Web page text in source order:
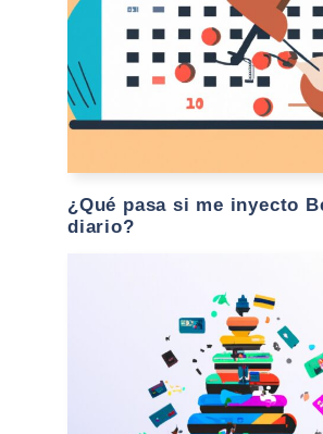
¿Qué pasa si me inyecto
diario?